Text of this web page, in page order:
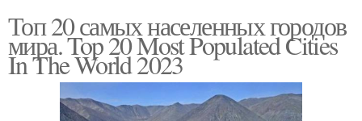
Топ 20 самых населенных городов
мира. Top 20 Most Populated Cities
In The World 2023